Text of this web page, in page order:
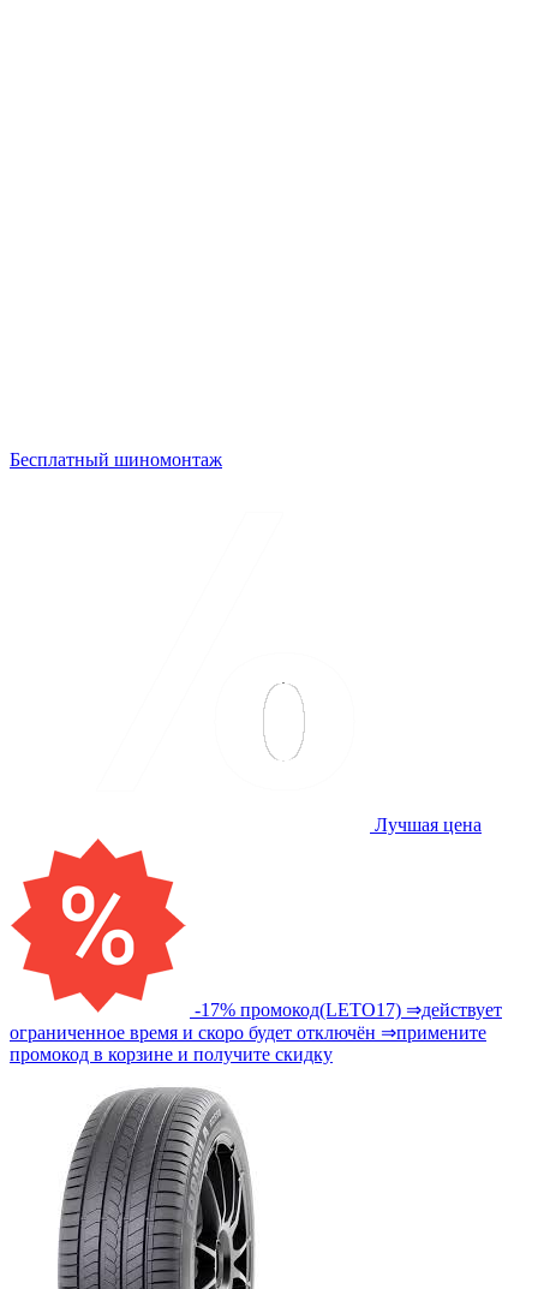
Бесплатный шиномонтаж
Лучшая цена
-17% промокод(LETO17) ⇒действует
ограниченное время и скоро будет отключён ⇒примените
промокод в корзине и получите скидку